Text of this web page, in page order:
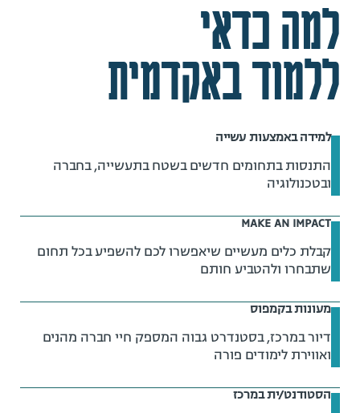
למה כדאי
ללמוד באקדמית
למידה באמצעות עשייה
התנסות בתחומים חדשים בשטח בתעשייה, בחברה
ובטכנולוגיה
MAKE AN IMPACT
קבלת כלים מעשיים שיאפשרו לכם להשפיע בכל תחום
שתבחרו ולהטביע חותם
מעונות בקמפוס
דיור במרכז, בסטנדרט גבוה המספק חיי חברה מהנים
ואווירת לימודים פורה
הסטודנט/ית במרכז